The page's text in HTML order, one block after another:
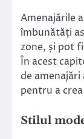
Amenajările
îmbunătăți
zone, și pot
În acest
de
pentru a
Stilul